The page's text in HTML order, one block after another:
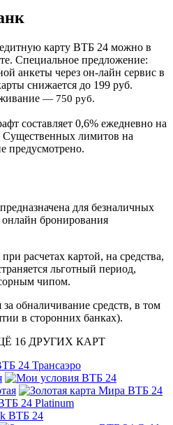
карту ВТБ 24 можно в
Специальное предложение:
анкеты через он-лайн сервис в
снижается до 199 руб.
— 750 руб.
составляет 0,6% ежедневно на
лимитов на
предусмотрено.
для безналичных
бронирования
расчетах картой, на средства,
льготный период,
чипом.
обналичивание средств, в том
в сторонних банках).
16 ДРУГИХ КАРТ